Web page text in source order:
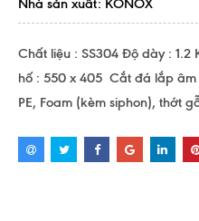
Nhà sản xuất: KONOX
Chất liệu : SS304 Độ dày :
hố : 550 x 405 Cắt đá lắp âm
PE, Foam (kèm siphon), thớt